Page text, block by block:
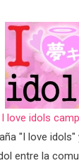
I love idols
"I love
entre la